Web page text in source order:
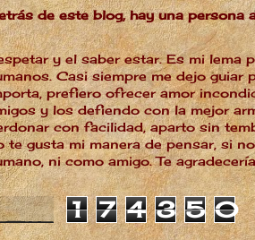
de este blog, hay una
y el saber estar. Es mi lema
Casi siempre me dejo guiar
prefiero ofrecer amor
y los defiendo con la mejor
con facilidad, aparto sin
te gusta mi manera de pensar, si
ni como amigo. Te
1 7 4 3 5 0